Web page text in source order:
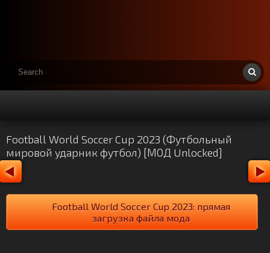
Football World Soccer Cup 2023 (Футбольный
мировой ударник футбол) [МОД Unlocked]
Football World Soccer Cup 2023: прямая
загрузка файла мода